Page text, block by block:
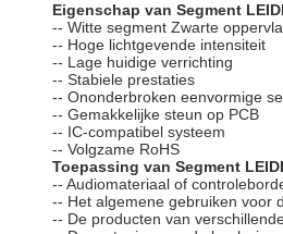
Eigenschap van Segment
-- Witte segment Zwarte
-- Hoge lichtgevende intensiteit
-- Lage huidige verrichting
-- Stabiele prestaties
-- Ononderbroken eenvormige
-- Gemakkelijke steun op PCB
-- IC-compatibel systeem
-- Volgzame RoHS
Toepassing van Segment
-- Audiomateriaal of
-- Het algemene gebruiken voor
-- De producten van